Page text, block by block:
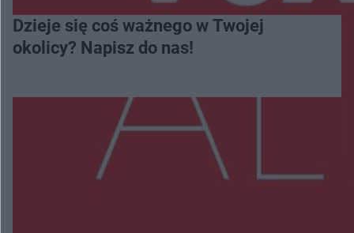
Dzieje się coś ważnego w Twojej
okolicy? Napisz do nas!
Więcej